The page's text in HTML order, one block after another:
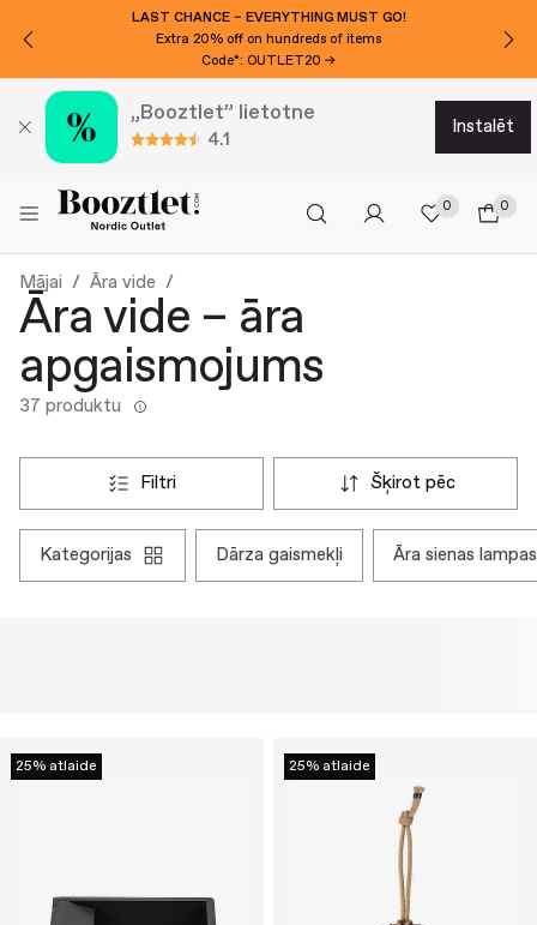
LAST CHANCE – EVERYTHING MUST GO!
Extra 20% off on hundreds of items
Code*: OUTLET20 →
„Booztlet” lietotne
4.1
instalēt
0 0
Mājai Āra vide
Āra vide – āra
apgaismojums
37 produktu
filtri šķirot pēc
kategorijas dārza gaismekļi āra sienas lampas
25% atlaide 25% atlaide